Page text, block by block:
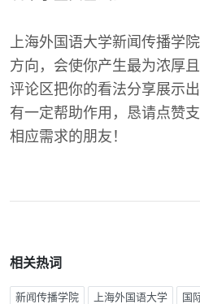
上海外国语大学新闻传播学
方向，会使你产生最为浓厚
评论区把你的看法分享展示
有一定帮助作用，恳请点赞
相应需求的朋友！
相关热词
新闻传播学院 上海外国语大学 国